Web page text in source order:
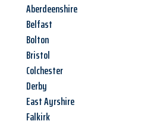
Aberdeenshire
Belfast
Bolton
Bristol
Colchester
Derby
East Ayrshire
Falkirk